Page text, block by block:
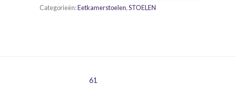
Categorieën:Eetkamerstoelen,STOELEN
61